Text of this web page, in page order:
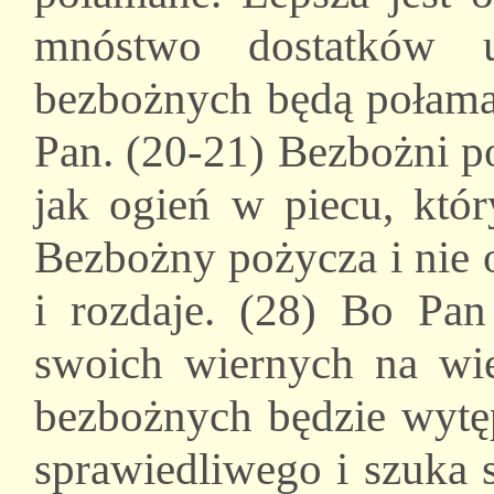
mnóstwo dostatków
bezbożnych będą
Pan. (20-21) Bezbożni
jak ogień w piecu,
Bezbożny pożycza i nie
i rozdaje. (28) Bo
swoich wiernych na
bezbożnych będzie
sprawiedliwego i szuka